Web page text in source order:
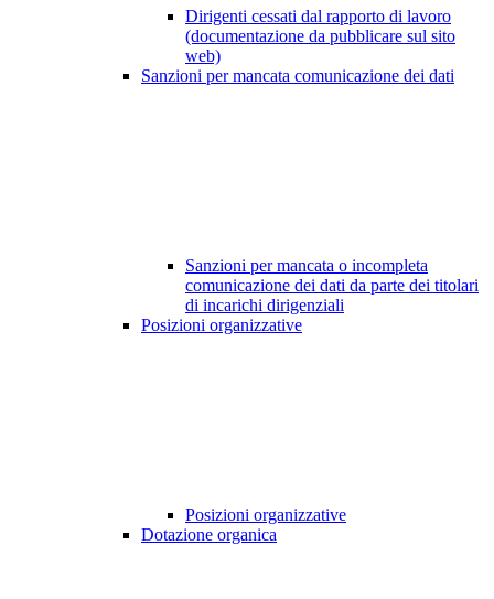
Dirigenti cessati dal rapporto di lavoro
(documentazione da pubblicare sul sito
web)
Sanzioni per mancata comunicazione dei dati
Sanzioni per mancata o incompleta
comunicazione dei dati da parte dei titolari
di incarichi dirigenziali
Posizioni organizzative
Posizioni organizzative
Dotazione organica